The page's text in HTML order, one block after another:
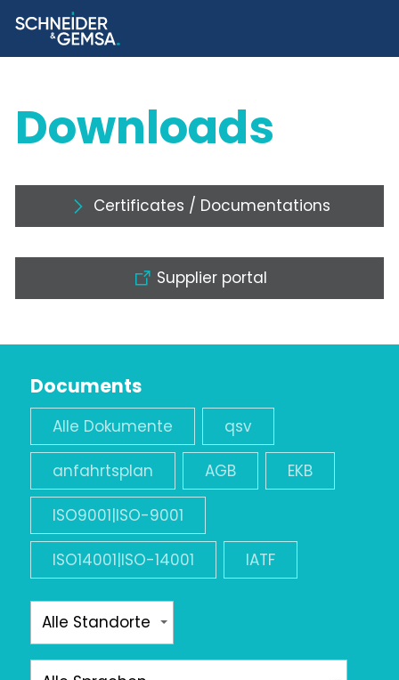
Downloads
Certificates / Documentations
Supplier portal
Documents
Alle Dokumente qsv
anfahrtsplan AGB EKB
ISO9001|ISO-9001
ISO14001|ISO-14001 IATF